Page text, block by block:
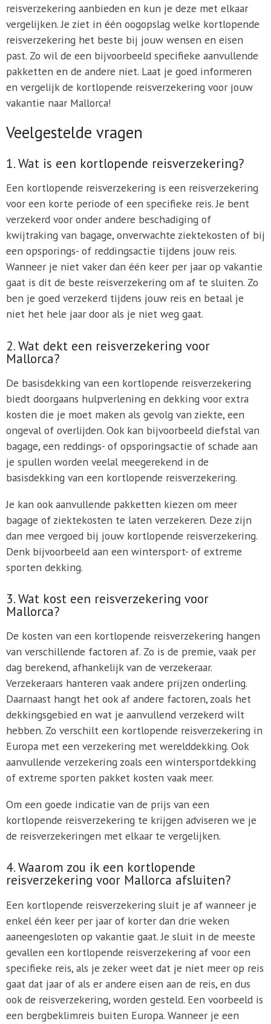
reisverzekering aanbieden en kun je deze met elkaar
vergelijken. Je ziet in één oogopslag welke kortlopende
reisverzekering het beste bij jouw wensen en eisen
past. Zo wil de een bijvoorbeeld specifieke aanvullende
pakketten en de andere niet. Laat je goed informeren
en vergelijk de kortlopende reisverzekering voor jouw
vakantie naar Mallorca!
Veelgestelde vragen
1. Wat is een kortlopende reisverzekering?
Een kortlopende reisverzekering is een reisverzekering
voor een korte periode of een specifieke reis. Je bent
verzekerd voor onder andere beschadiging of
kwijtraking van bagage, onverwachte ziektekosten of bij
een opsporings- of reddingsactie tijdens jouw reis.
Wanneer je niet vaker dan één keer per jaar op vakantie
gaat is dit de beste reisverzekering om af te sluiten. Zo
ben je goed verzekerd tijdens jouw reis en betaal je
niet het hele jaar door als je niet weg gaat.
2. Wat dekt een reisverzekering voor
Mallorca?
De basisdekking van een kortlopende reisverzekering
biedt doorgaans hulpverlening en dekking voor extra
kosten die je moet maken als gevolg van ziekte, een
ongeval of overlijden. Ook kan bijvoorbeeld diefstal van
bagage, een reddings- of opsporingsactie of schade aan
je spullen worden veelal meegerekend in de
basisdekking van een kortlopende reisverzekering.
Je kan ook aanvullende pakketten kiezen om meer
bagage of ziektekosten te laten verzekeren. Deze zijn
dan mee vergoed bij jouw kortlopende reisverzekering.
Denk bijvoorbeeld aan een wintersport- of extreme
sporten dekking.
3. Wat kost een reisverzekering voor
Mallorca?
De kosten van een kortlopende reisverzekering hangen
van verschillende factoren af. Zo is de premie, vaak per
dag berekend, afhankelijk van de verzekeraar.
Verzekeraars hanteren vaak andere prijzen onderling.
Daarnaast hangt het ook af andere factoren, zoals het
dekkingsgebied en wat je aanvullend verzekerd wilt
hebben. Zo verschilt een kortlopende reisverzekering in
Europa met een verzekering met werelddekking. Ook
aanvullende verzekering zoals een wintersportdekking
of extreme sporten pakket kosten vaak meer.
Om een goede indicatie van de prijs van een
kortlopende reisverzekering te krijgen adviseren we je
de reisverzekeringen met elkaar te vergelijken.
4. Waarom zou ik een kortlopende
reisverzekering voor Mallorca afsluiten?
Een kortlopende reisverzekering sluit je af wanneer je
enkel één keer per jaar of korter dan drie weken
aaneengesloten op vakantie gaat. Je sluit in de meeste
gevallen een kortlopende reisverzekering af voor een
specifieke reis, als je zeker weet dat je niet meer op reis
gaat dat jaar of als er andere eisen aan de reis, en dus
ook de reisverzekering, worden gesteld. Een voorbeeld is
een bergbeklimreis buiten Europa. Wanneer je een